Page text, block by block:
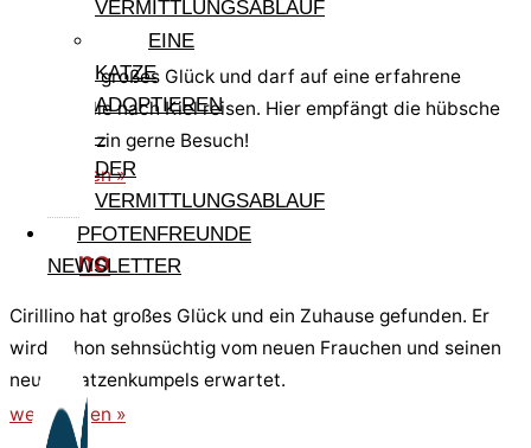
VERMITTLUNGSABLAUF
EINE
KATZE
ADOPTIEREN
–
DER
VERMITTLUNGSABLAUF
PFOTENFREUNDE
NEWSLETTER
Lidina hat großes Glück und darf auf eine erfahrene
Pflegestelle nach Kiel reisen. Hier empfängt die hübsche
Glückskätzin gerne Besuch!
weiterlesen »
Cirillino
Cirillino hat großes Glück und ein Zuhause gefunden. Er
wird schon sehnsüchtig vom neuen Frauchen und seinen
neuen Katzenkumpels erwartet.
weiterlesen »